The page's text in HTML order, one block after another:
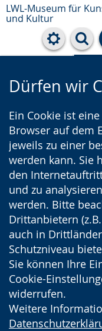
LWL-Museum für
und Kultur
Dürfen wir
Ein Cookie ist
Browser auf dem
jeweils zu einer
werden kann. Sie
den
und zu
werden. Bitte
Drittanbietern
auch in
Schutzniveau
Sie können Ihre
Cookie-
widerrufen.
Weitere